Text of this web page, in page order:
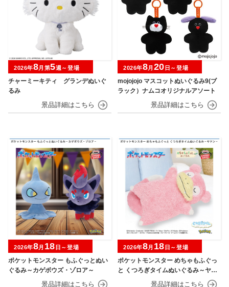
チャーミーキティ グランデぬいぐ
るみ
2026年8月第5週～登場
mojojojo マスコットぬいぐるみ9(ブ
ラック）ナムコオリジナルアソート
2026年8月 20 日～登場
ポケットモンスター もふぐっとぬい
ぐるみ～カゲボウズ・ゾロア～
2026年8月 18 日～登場
ポケットモンスター めちゃもふぐっ
と くつろぎタイムぬいぐるみ～ヤド
2026年8月 18 日～登場